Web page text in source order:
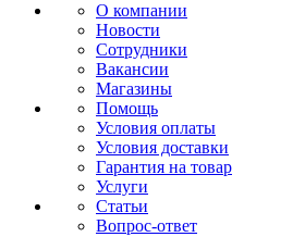
О компании
Новости
Сотрудники
Вакансии
Магазины
Помощь
Условия оплаты
Условия доставки
Гарантия на товар
Услуги
Статьи
Вопрос-ответ